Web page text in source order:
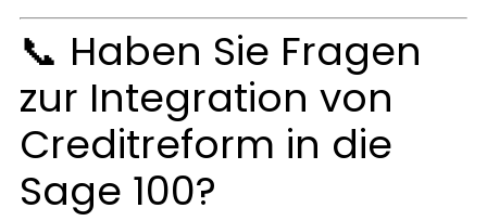
📞 Haben Sie Fragen
zur Integration von
Creditreform in die
Sage 100?